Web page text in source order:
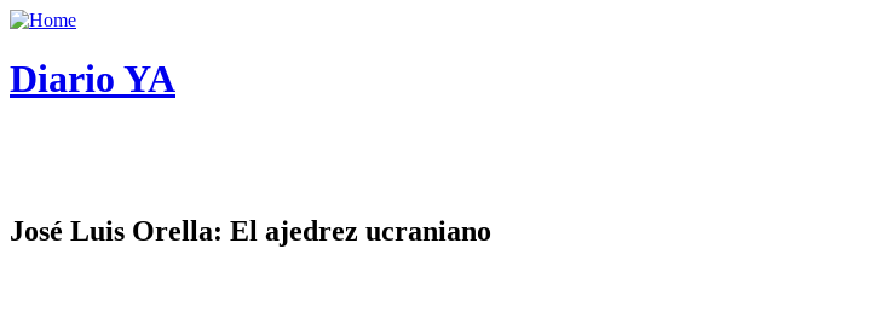
Diario YA
José Luis Orella: El ajedrez ucraniano